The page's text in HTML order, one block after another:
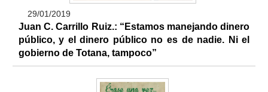
29/01/2019
Juan C. Carrillo Ruiz.: “Estamos manejando dinero
público, y el dinero público no es de nadie. Ni el
gobierno de Totana, tampoco”